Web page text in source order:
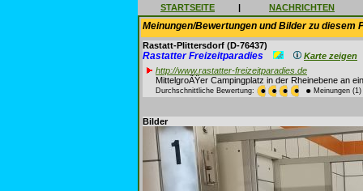
STARTSEITE | NACHRICHTEN
Meinungen/Bewertungen und Bilder zu diesem
Rastatt-Plittersdorf (D-76437)
Rastatter Freizeitparadies
Karte zeigen
http://www.rastatter-freizeitparadies.de
MittelgroÃŸer Campingplatz in der Rheinebene an
Durchschnittliche Bewertung: Meinungen (1)
Bilder